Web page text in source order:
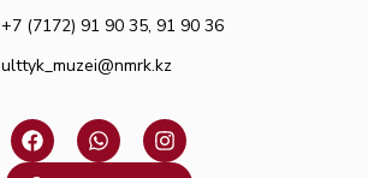
+7 (7172) 91 90 35, 91 90 36
ulttyk_muzei@nmrk.kz
F
a
W
h
I
n